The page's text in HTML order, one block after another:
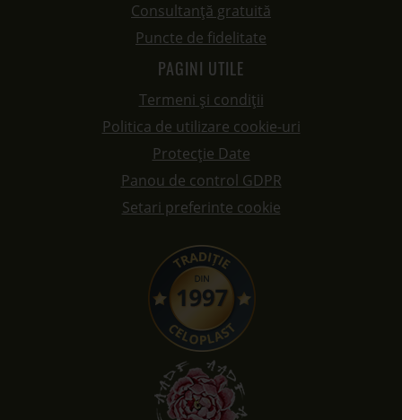
Consultanță gratuită
Puncte de fidelitate
PAGINI UTILE
Termeni și condiții
Politica de utilizare cookie-uri
Protecție Date
Panou de control GDPR
Setari preferinte cookie